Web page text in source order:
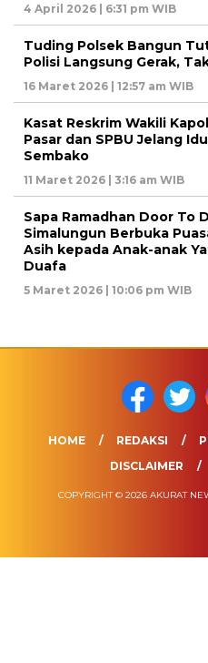
4 April 2026 | 6:31 pm WIB
Tuding Polsek Bangun
Polisi Langsung Gerak,
16 Maret 2026 | 12:57 am WIB
Kasat Reskrim Wakili
Pasar dan SPBU Jelang
Sembako
11 Maret 2026 | 3:16 am WIB
Sapa Ramadhan Door To
Simalungun Berbuka
Asih kepada Anak-anak
Duafa
5 Maret 2026 | 10:06 pm WIB
HOME REDAKSI
DISCLAIMER
COPYRIGHT © 2026 AKURAT